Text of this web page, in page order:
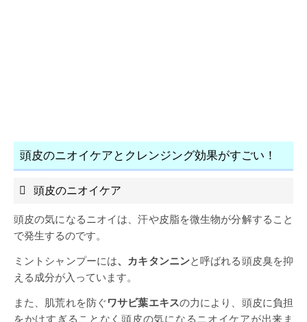
頭皮のニオイケアとクレンジング効果がすごい！
頭皮のニオイケア
頭皮の気になるニオイは、汗や皮脂を微生物が分解すること
で発生するのです。
ミントシャンプーには、カキタンニンと呼ばれる頭皮臭を抑
える成分が入っています。
また、肌荒れを防ぐワサビ葉エキスの力により、頭皮に負担
をかけすぎることなく頭皮の気になるニオイケアが出来ま